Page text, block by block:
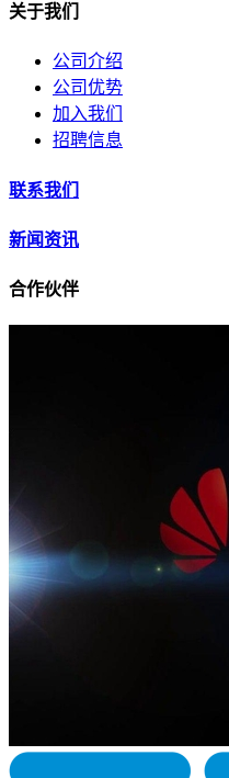
关于我们
公司介绍
公司优势
加入我们
招聘信息
联系我们
新闻资讯
合作伙伴